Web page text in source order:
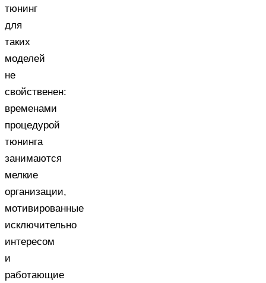
тюнинг
для
таких
моделей
не
свойственен:
временами
процедурой
тюнинга
занимаются
мелкие
организации,
мотивированные
исключительно
интересом
и
работающие